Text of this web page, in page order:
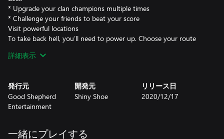
* Upgrade your clan champions multiple times
* Challenge your friends to beat your score
Visit powerful locations
To take back hell, you’ll need to power up. Choose your route
champion, recruit powerful units, upgrade cards, gain passive
With five clans to choose from, each has its own unique and
surprising gameplay. Pick your primary and supporting clan to
gain access to all cards from both. During your run you will be
up new roads to victory. You can even duplicate your favorite
詳細表示
発行元
Good Shepherd
Entertainment
開発元
Shiny Shoe
リリース日
2020/12/17
一緒にプレイする